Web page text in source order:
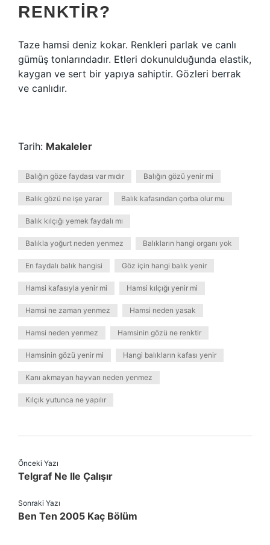
RENKTIR?
Taze hamsi deniz kokar. Renkleri parlak ve canlı
gümüş tonlarındadır. Etleri dokunulduğunda elastik,
kaygan ve sert bir yapıya sahiptir. Gözleri berrak
ve canlıdır.
Tarih: Makaleler
Balığın göze faydası var mıdır Balığın gözü yenir mi
Balık gözü ne işe yarar Balık kafasından çorba olur mu
Balık kılçığı yemek faydalı mı
Balıkla yoğurt neden yenmez Balıkların hangi organı yok
En faydalı balık hangisi Göz için hangi balık yenir
Hamsi kafasıyla yenir mi Hamsi kılçığı yenir mi
Hamsi ne zaman yenmez Hamsi neden yasak
Hamsi neden yenmez Hamsinin gözü ne renktir
Hamsinin gözü yenir mi Hangi balıkların kafası yenir
Kanı akmayan hayvan neden yenmez
Kılçık yutunca ne yapılır
Önceki Yazı
Telgraf Ne Ile Çalışır
Sonraki Yazı
Ben Ten 2005 Kaç Bölüm